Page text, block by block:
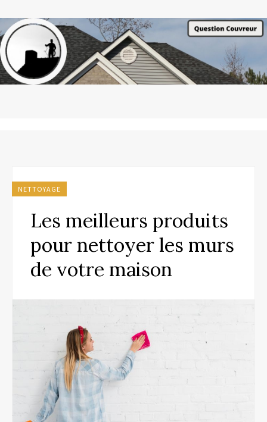
NETTOYAGE
Les meilleurs produits
pour nettoyer les murs
de votre maison